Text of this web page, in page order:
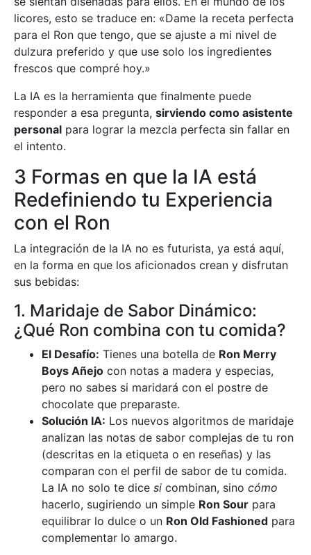
licores, esto se traduce en: «Dame la receta perfecta
para el Ron que tengo, que se ajuste a mi nivel de
dulzura preferido y que use solo los ingredientes
frescos que compré hoy.»
La IA es la herramienta que finalmente puede
responder a esa pregunta, sirviendo como asistente
personal para lograr la mezcla perfecta sin fallar en
el intento.
3 Formas en que la IA está
Redefiniendo tu Experiencia
con el Ron
La integración de la IA no es futurista, ya está aquí,
en la forma en que los aficionados crean y disfrutan
sus bebidas:
1. Maridaje de Sabor Dinámico:
¿Qué Ron combina con tu comida?
El Desafío: Tienes una botella de Ron Merry
Boys Añejo con notas a madera y especias,
pero no sabes si maridará con el postre de
chocolate que preparaste.
Solución IA: Los nuevos algoritmos de maridaje
analizan las notas de sabor complejas de tu ron
(descritas en la etiqueta o en reseñas) y las
comparan con el perfil de sabor de tu comida.
La IA no solo te dice si combinan, sino cómo
hacerlo, sugiriendo un simple Ron Sour para
equilibrar lo dulce o un Ron Old Fashioned para
complementar lo amargo.